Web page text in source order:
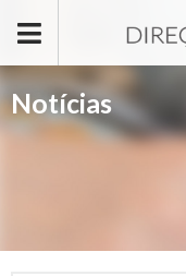
Notícias